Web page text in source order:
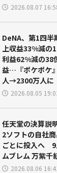
2026.08.07
DeNA、第1四半
上収益33%減の
利益62%減の38
益…『ポケポケ
人→2300万人に
2026.08.05
任天堂の決算
2ソフトの自社
ごとに投入へ 9
ムブレム 万紫千
2026.08.06